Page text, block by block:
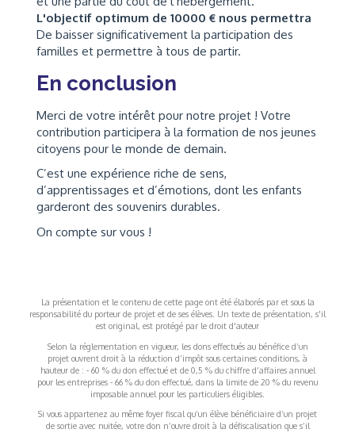
L'objectif optimum de 10000 € nous permettra
De baisser significativement la participation des
familles et permettre à tous de partir.
En conclusion
Merci de votre intérêt pour notre projet ! Votre
contribution participera à la formation de nos jeunes
citoyens pour le monde de demain.
C’est une expérience riche de sens,
d’apprentissages et d’émotions, dont les enfants
garderont des souvenirs durables.
On compte sur vous !
La présentation et le contenu de cette page ont été élaborés par et sous la
responsabilité du porteur de projet et de ses élèves. Un texte de présentation, s'il
est original, est protégé par le droit d'auteur
Selon la réglementation en vigueur, les dons effectués au bénéfice d’un
projet ouvrent droit à la réduction d’impôt sous certaines conditions, à
hauteur de : - 60 % du don effectué et de 0,5 % du chiffre d’affaires annuel
pour les entreprises - 66 % du don effectué, dans la limite de 20 % du revenu
imposable annuel pour les particuliers éligibles.
Si vous appartenez au même foyer fiscal qu’un élève bénéficiaire d’un projet
de sortie avec nuitée, votre don n’ouvre droit à la défiscalisation que s’il